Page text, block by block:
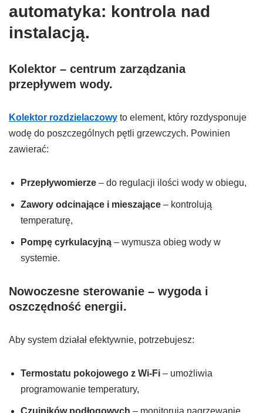
automatyka: kontrola nad
instalacją.
Kolektor – centrum zarządzania
przepływem wody.
Kolektor rozdzielaczowy to element, który rozdysponuje
wodę do poszczególnych pętli grzewczych. Powinien
zawierać:
Przepływomierze – do regulacji ilości wody w obiegu,
Zawory odcinające i mieszające – kontrolują
temperaturę,
Pompę cyrkulacyjną – wymusza obieg wody w
systemie.
Nowoczesne sterowanie – wygoda i
oszczędność energii.
Aby system działał efektywnie, potrzebujesz:
Termostatu pokojowego z Wi-Fi – umożliwia
programowanie temperatury,
Czujników podłogowych – monitorują nagrzewanie